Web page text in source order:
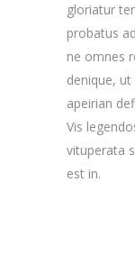
gloriatur
probatus
ne omnes
denique,
apeirian
Vis
vituperata
est in.